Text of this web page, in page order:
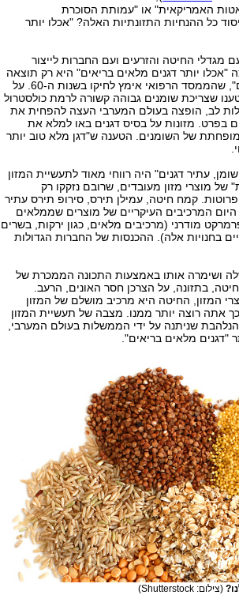
האמריקאית" או "עמותת הסוכרת
כל ההנחיות התזונתיות האלה? "אכלו יותר
מגדלי החיטה והזרעים ועם החברות לייצור
"אכלו יותר דגנים מלאים בריאים" היא רק תוצאה
של תנועת "הפחיתו את השומנים", שהממסד הרפואי אימץ לחיקו בשנות ה-60. על
שצריכת שומנים גבוהה קשורה לרמת כולסטרול
לב, הופצה בעולם המערבי העצה להפחית את
בפרט. מזונות על בסיס דגנים באו למלא את
של השומנים. הטענה ש"דגן מלא טוב יותר
עתיר דגנים" היה רווחי מאוד לתעשיית המזון
מוצרי מזון מעובדים, שרובם נזקקו רק
קמח חיטה, עמילן תירס, סירופ תירס עתיר
היום המרכיבים העיקריים של מוצרים שממלאים
מודרני (מרכיבים מלאים, כגון ירקות, בשרים
בחנויות אלה). ההכנסות של החברות הגדולות
ושימרה אותו באמצעות התכונה הממכרת של
בתזונה, על הצרכן חסר האונים, הרעב.
המזון, החיטה היא מרכיב מושלם של המזון
אתה רוצה יותר ממנו. מצבה של תעשיית המזון
שניתנה על ידי הממשלות בעולם המערבי,
"דגנים מלאים בריאים".
(צילום: Shutterstock)